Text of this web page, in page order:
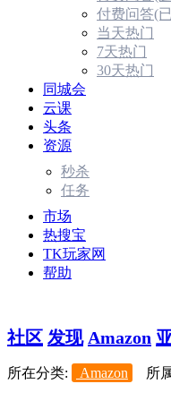
付费问答(
当天热门
7天热门
30天热门
同城会
云课
头条
资源
秒杀
任务
市场
热搜宝
TK玩家网
帮助
社区 发现 Amazon
所在分类: Amazon 所